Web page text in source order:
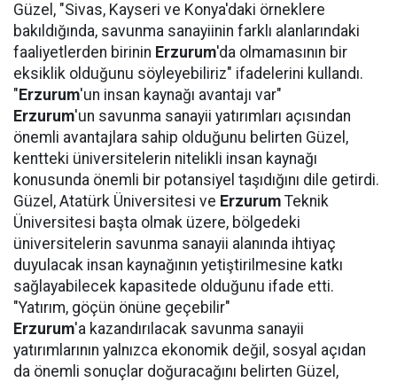
Güzel, "Sivas, Kayseri ve Konya'daki örneklere
bakıldığında, savunma sanayiinin farklı alanlarındaki
faaliyetlerden birinin Erzurum'da olmamasının bir
eksiklik olduğunu söyleyebiliriz" ifadelerini kullandı.
" Erzurum'un insan kaynağı avantajı var"
Erzurum'un savunma sanayii yatırımları açısından
önemli avantajlara sahip olduğunu belirten Güzel,
kentteki üniversitelerin nitelikli insan kaynağı
konusunda önemli bir potansiyel taşıdığını dile getirdi.
Güzel, Atatürk Üniversitesi ve Erzurum Teknik
Üniversitesi başta olmak üzere, bölgedeki
üniversitelerin savunma sanayii alanında ihtiyaç
duyulacak insan kaynağının yetiştirilmesine katkı
sağlayabilecek kapasitede olduğunu ifade etti.
"Yatırım, göçün önüne geçebilir"
Erzurum'a kazandırılacak savunma sanayii
yatırımlarının yalnızca ekonomik değil, sosyal açıdan
da önemli sonuçlar doğuracağını belirten Güzel,